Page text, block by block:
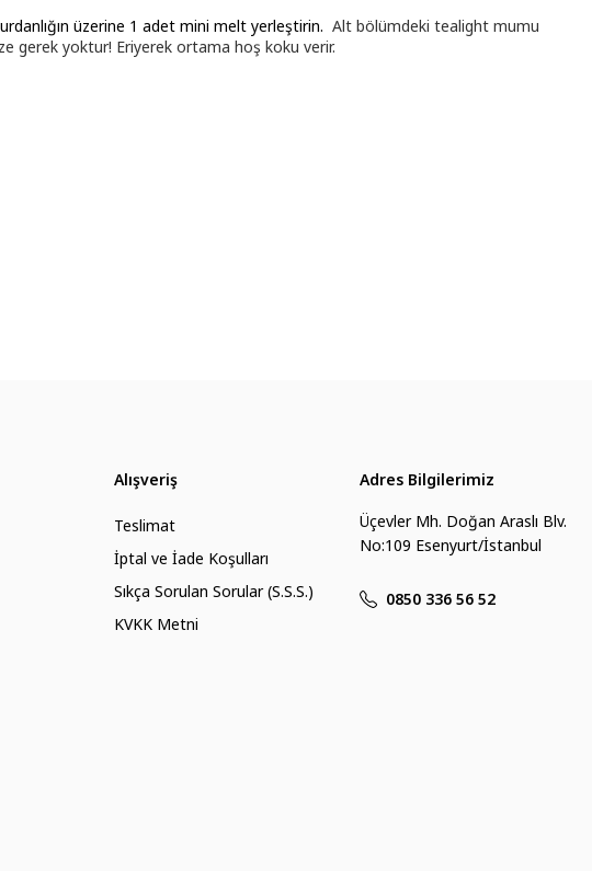
üzerine 1 adet mini melt yerleştirin. Alt bölümdeki tealight mumu
gerek yoktur! Eriyerek ortama hoş koku verir.
hoş koku verir.
Alışveriş
Teslimat
İptal ve İade Koşulları
Sıkça Sorulan Sorular (S.S.S.)
KVKK Metni
Adres Bilgilerimiz
Üçevler Mh. Doğan Araslı Blv.
No:109 Esenyurt/İstanbul
0850 336 56 52